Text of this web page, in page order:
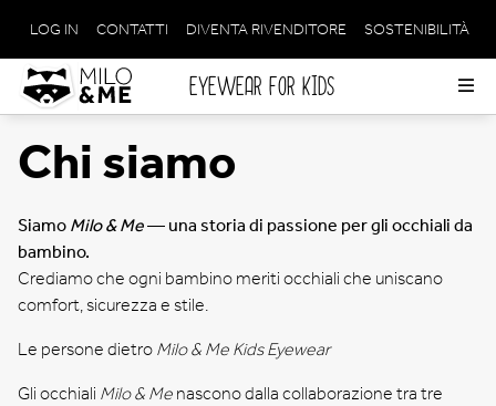
EYEWEAR FOR KIDS
META
NAVIGATION
LOG IN CONTATTI DIVENTA RIVENDITORE SOSTENIBILITÀ
Chi siamo
Siamo Milo & Me— una storia di passione per gli occhiali da
bambino.
Crediamo che ogni bambino meriti occhiali che uniscano
comfort, sicurezza e stile.
Le persone dietro Milo & Me Kids Eyewear
Gli occhiali Milo & Me nascono dalla collaborazione tra tre